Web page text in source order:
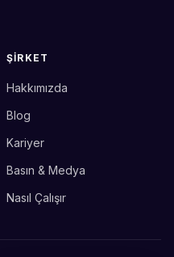
ŞIRKET
Hakkımızda
Blog
Kariyer
Basın & Medya
Nasıl Çalışır
uzmanınız
Size nasıl yardımcı
Merhaba! Bilgi almak istiyorum.